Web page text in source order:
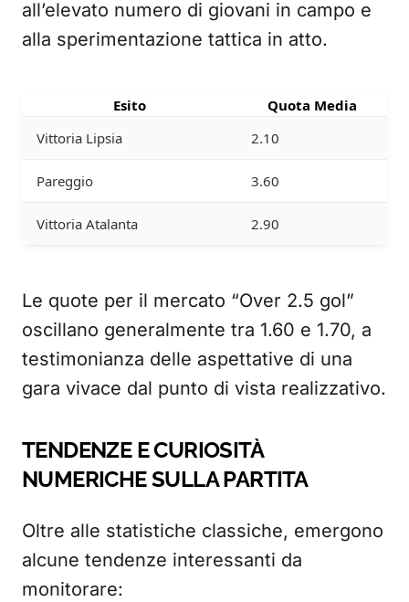
all’elevato numero di giovani in campo e
alla sperimentazione tattica in atto.
Esito
Quota Media
Vittoria Lipsia
2.10
Pareggio 3.60
Vittoria Atalanta 2.90
Le quote per il mercato “Over 2.5 gol”
oscillano generalmente tra 1.60 e 1.70, a
testimonianza delle aspettative di una
gara vivace dal punto di vista realizzativo.
TENDENZE E CURIOSITÀ
NUMERICHE SULLA PARTITA
Oltre alle statistiche classiche, emergono
alcune tendenze interessanti da
monitorare: